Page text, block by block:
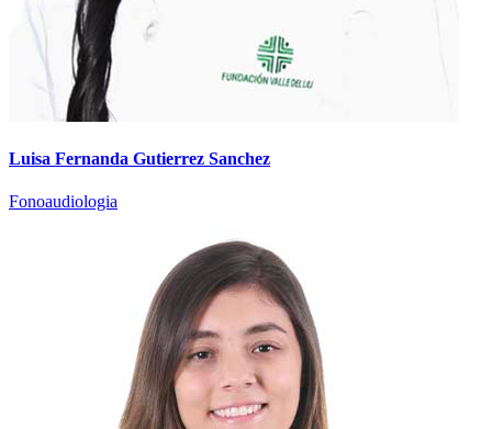
Luisa Fernanda Gutierrez Sanchez
Fonoaudiologia